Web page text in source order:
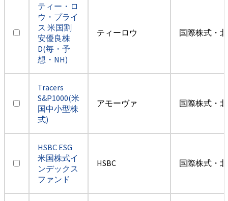
ティー・ロ
ウ・プライ
ス 米国割
安優良株
D(毎・予
想・NH)
ティーロウ 国際株式・
Tracers
S&P1000(米
国中小型株
式)
アモーヴァ 国際株式・
HSBC ESG
米国株式イ
ンデックス
ファンド
HSBC 国際株式・